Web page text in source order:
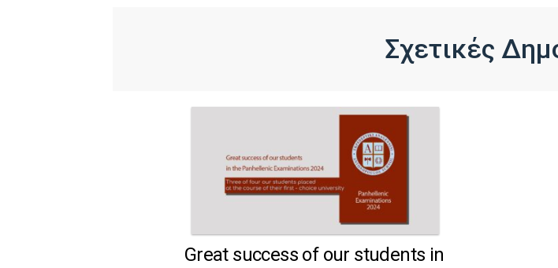
Σχετικές
Great success of our students in